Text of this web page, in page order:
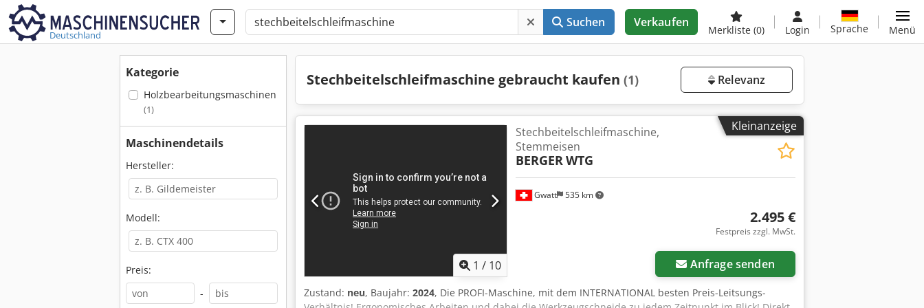
Deutschland
Suchen Verkaufen
Merkliste (0) Login Sprache Menü
Kategorie
Holzbearbeitungsmaschinen
(1)
Maschinendetails
Hersteller:
Modell:
Preis:
-
Stechbeitelschleifmaschine gebraucht kaufen (1) Relevanz
Kleinanzeige
1 / 10
Gwatt 535 km
Stechbeitelschleifmaschine,
Stemmeisen
BERGERWTG
2.495 €
Festpreis zzgl. MwSt.
Anfrage senden
Zustand: neu, Baujahr: 2024, Die PROFI-Maschine, mit dem INTERNATIONAL besten Preis-Leitsungs-